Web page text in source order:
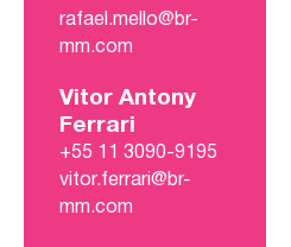
rafael.mello@br-
mm.com
Vitor Antony
Ferrari
+55 11 3090-9195
vitor.ferrari@br-
mm.com